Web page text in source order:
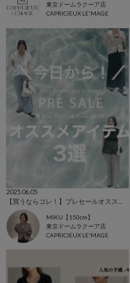
東京ドームラクーア店
CAPRICIEUX LE'MAGE
2025.06.05
MIKU【150cm】
東京ドームラクーア店
CAPRICIEUX LE'MAGE